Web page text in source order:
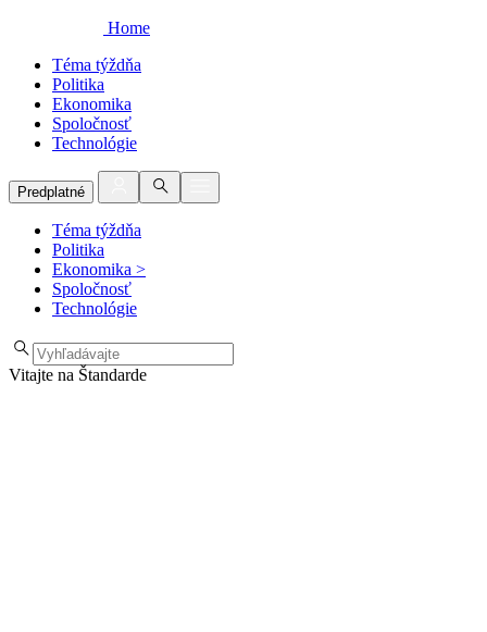
Home
Téma týždňa
Politika
Ekonomika
Spoločnosť
Technológie
Predplatné
Téma týždňa
Politika
Ekonomika >
Spoločnosť
Technológie
Vitajte na Štandarde